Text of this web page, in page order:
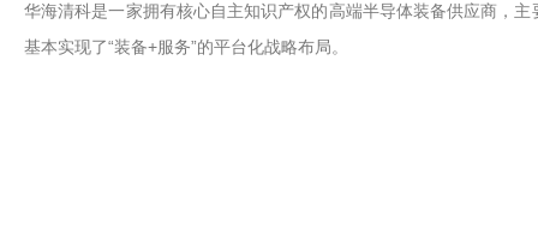
华海清科是一家拥有核心自主知识产权的高端半导体装备供应商，
基本实现了“装备+服务”的平台化战略布局。